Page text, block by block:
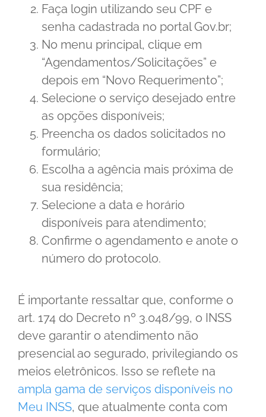
Faça login utilizando seu CPF e
senha cadastrada no portal Gov.br;
No menu principal, clique em
“Agendamentos/Solicitações” e
depois em “Novo Requerimento”;
Selecione o serviço desejado entre
as opções disponíveis;
Preencha os dados solicitados no
formulário;
Escolha a agência mais próxima de
sua residência;
Selecione a data e horário
disponíveis para atendimento;
Confirme o agendamento e anote o
número do protocolo.
É importante ressaltar que, conforme o
art. 174 do Decreto nº 3.048/99, o INSS
deve garantir o atendimento não
presencial ao segurado, privilegiando os
meios eletrônicos. Isso se reflete na
ampla gama de serviços disponíveis no
Meu INSS, que atualmente conta com